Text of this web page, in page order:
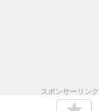
スポンサーリンク